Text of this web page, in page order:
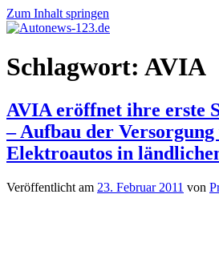
Zum Inhalt springen
Autonews-
123.de
Autonews
mit
Schlagwort: AVIA
AVIA eröffnet ihre erste
– Aufbau der Versorgung
Elektroautos in
Veröffentlicht am 23. Februar 2011 von